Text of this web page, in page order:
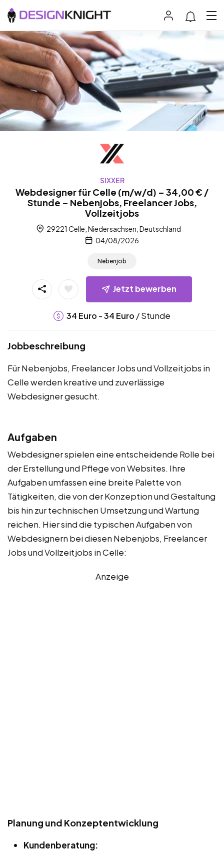
SIXXER
Webdesigner für Celle (m/w/d) – 34,00 € /
Stunde – Nebenjobs, Freelancer Jobs,
Vollzeitjobs
29221 Celle, Niedersachsen, Deutschland
04/08/2026
Nebenjob
Jetzt bewerben
34 Euro -34 Euro / Stunde
Jobbeschreibung
Für Nebenjobs, Freelancer Jobs und Vollzeitjobs in
Celle werden kreative und zuverlässige
Webdesigner gesucht.
Aufgaben
Webdesigner spielen eine entscheidende Rolle bei
der Erstellung und Pflege von Websites. Ihre
Aufgaben umfassen eine breite Palette von
Tätigkeiten, die von der Konzeption und Gestaltung
bis hin zur technischen Umsetzung und Wartung
reichen. Hier sind die typischen Aufgaben von
Webdesignern bei diesen Nebenjobs, Freelancer
Jobs und Vollzeitjobs in Celle:
Anzeige
Planung und Konzeptentwicklung
Kundenberatung: